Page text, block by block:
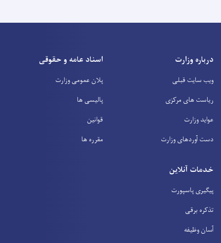
درباره وزارت
ویب سایت قبلی
ریاست های مرکزی
عواید وزارت
دست آوردهای وزارت
اسناد عامه و حقوقی
پلان عمومی وزارت
پالیسی ها
قوانین
مقرره ها
خدمات آنلاین
پیگیری پاسپورت
تذکره برقی
آسان وظیفه